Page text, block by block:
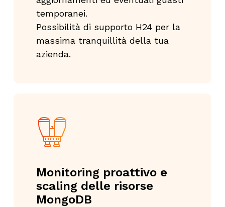
temporanei.
Possibilità di supportoH24 per la
massima tranquillità della tua
azienda.
Monitoring proattivo e
scaling delle risorse
MongoDB